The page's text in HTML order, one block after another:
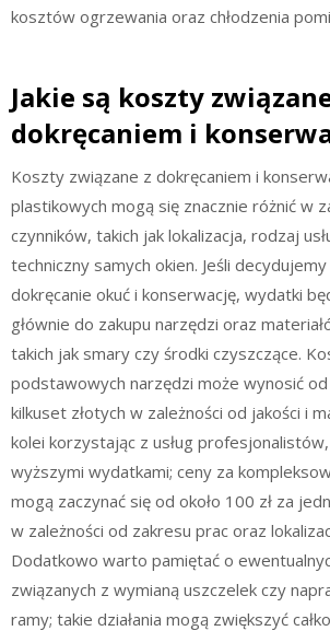
kosztów ogrzewania oraz chłodzenia
Jakie są koszty
dokręcaniem i
Koszty związane z dokręcaniem i
plastikowych mogą się znacznie różnić w
czynników, takich jak lokalizacja, rodzaj
techniczny samych okien. Jeśli
dokręcanie okuć i konserwację, wydatki
głównie do zakupu narzędzi oraz
takich jak smary czy środki czyszczące.
podstawowych narzędzi może wynosić od
kilkuset złotych w zależności od jakości i
kolei korzystając z usług
wyższymi wydatkami; ceny za
mogą zaczynać się od około 100 zł za
w zależności od zakresu prac oraz
Dodatkowo warto pamiętać o
związanych z wymianą uszczelek czy
ramy; takie działania mogą zwiększyć